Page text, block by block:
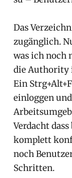
Das
zugänglich.
was ich noch
die Authority
Ein
einloggen
Verdacht
komplett
noch
Schritten.